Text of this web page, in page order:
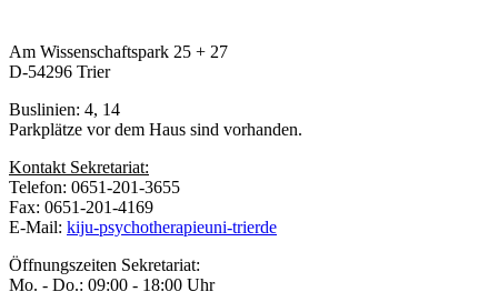
Am Wissenschaftspark 25 + 27
D-54296 Trier
Buslinien: 4, 14
Parkplätze vor dem Haus sind vorhanden.
Kontakt Sekretariat:
Telefon: 0651-201-3655
Fax: 0651-201-4169
E-Mail: kiju-psychotherapieuni-trierde
Öffnungszeiten Sekretariat:
Mo. - Do.: 09:00 - 18:00 Uhr